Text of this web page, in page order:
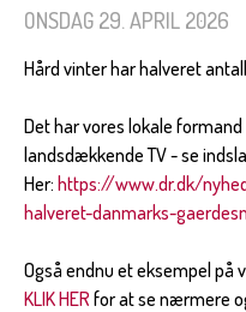
ONSDAG 29. APRIL 2026
Hård vinter har halveret
Det har vores lokale
landsdækkende TV - se
Her: https://www.dr.dk/
halveret-danmarks-
Også endnu et eksempel på
KLIK HER for at se nærmere